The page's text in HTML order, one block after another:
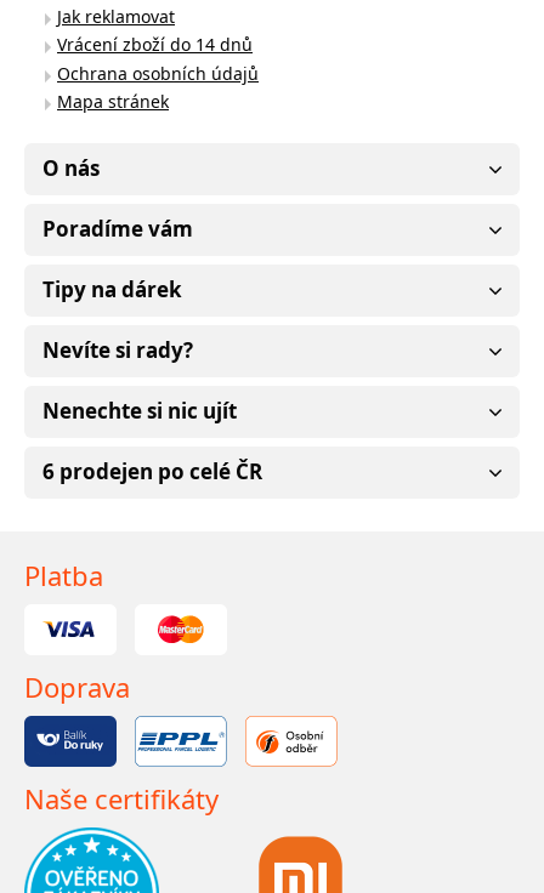
Jak reklamovat
Vrácení zboží do 14 dnů
Ochrana osobních údajů
Mapa stránek
O nás
Poradíme vám
Tipy na dárek
Nevíte si rady?
Nenechte si nic ujít
6 prodejen po celé ČR
Platba
Doprava
Naše certifikáty